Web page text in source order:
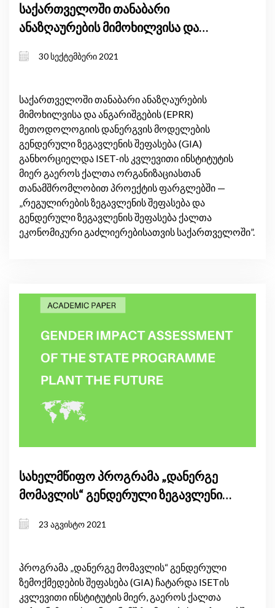
საქართველოში თანაბარი
ანაზღაურების მიმოხილვისა და
დანერგვის მოდელების შეფასება
30 სექტემბერი 2021
საქართველოში თანაბარი ანაზღაურების
მიმოხილვისა და ანგარიშგების (EPRR)
მეთოდოლოგიის დანერგვის მოდელების
გენდერული ზეგავლენის შეფასება (GIA)
განხორციელდა ISET-ის კვლევითი ინსტიტუტის
მიერ გაეროს ქალთა ორგანიზაციასთან
თანამშრომლობით პროექტის ფარ­გლებში —
„რეგულირების ზეგავლენის შეფასება და
გენდერული ზეგავლენის შეფასება ქალთა
ეკონომიკური გაძლიერებისათვის საქართველოში”.
სახელმწიფო პროგრამა „დანერგე
მომავლის“ გენდერული ზეგავლენის
23 აგვისტო 2021
პროგრამა „დანერგე მომავლის“ გენდერული
ზემოქმედების შეფასება (GIA) ჩატარდა ISETის
კვლევითი ინსტიტუტის მიერ, გაეროს ქალთა